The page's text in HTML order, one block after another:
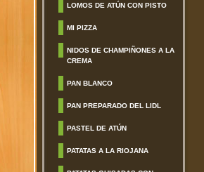
LOMOS DE ATÚN CON PISTO
MI PIZZA
NIDOS DE CHAMPIÑONES A LA
CREMA
PAN BLANCO
PAN PREPARADO DEL LIDL
PASTEL DE ATÚN
PATATAS A LA RIOJANA